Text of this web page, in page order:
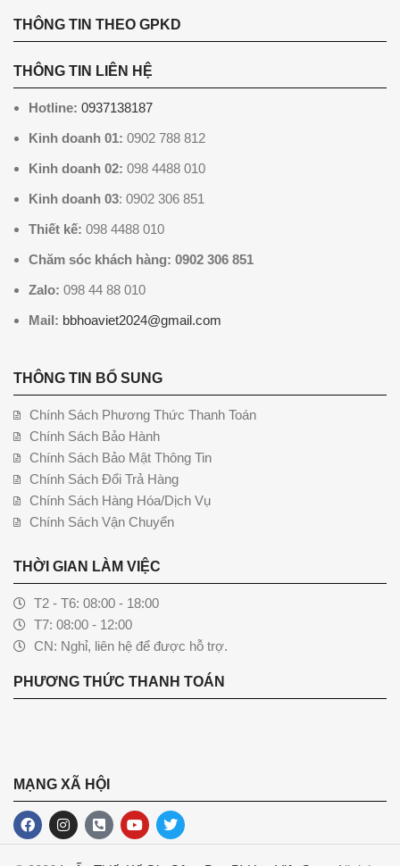
THÔNG TIN THEO GPKD
THÔNG TIN LIÊN HỆ
Hotline: 0937138187
Kinh doanh 01: 0902 788 812
Kinh doanh 02: 098 4488 010
Kinh doanh 03: 0902 306 851
Thiết kế: 098 4488 010
Chăm sóc khách hàng: 0902 306 851
Zalo: 098 44 88 010
Mail: bbhoaviet2024@gmail.com
THÔNG TIN BỔ SUNG
Chính Sách Phương Thức Thanh Toán
Chính Sách Bảo Hành
Chính Sách Bảo Mật Thông Tin
Chính Sách Đổi Trả Hàng
Chính Sách Hàng Hóa/Dịch Vụ
Chính Sách Vận Chuyển
THỜI GIAN LÀM VIỆC
T2 - T6: 08:00 - 18:00
T7: 08:00 - 12:00
CN: Nghỉ, liên hệ để được hỗ trợ.
PHƯƠNG THỨC THANH TOÁN
MẠNG XÃ HỘI